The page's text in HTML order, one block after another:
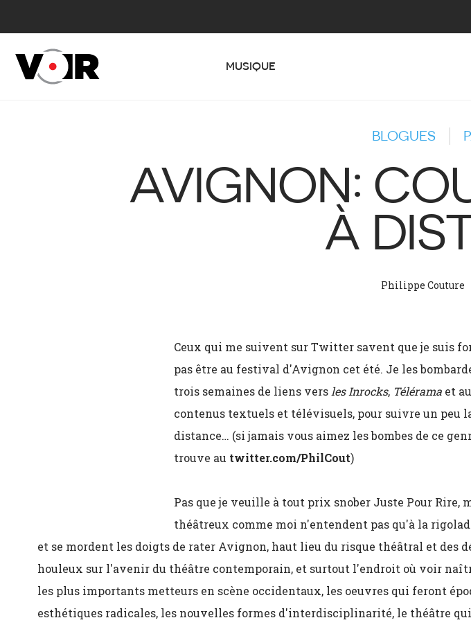
MUSIQUE
BLOGUES
AVIGNON:
À
Philippe Couture
Ceux qui me suivent sur Twitter savent que je suis
pas être au festival d'Avignon cet été. Je les
trois semaines de liens vers les Inrocks, Téléramaet
contenus textuels et télévisuels, pour suivre un peu
distance… (si jamais vous aimez les bombes de ce
trouve au twitter.com/PhilCout)
Pas que je veuille à tout prix snober Juste Pour Rire,
théâtreux comme moi n'entendent pas qu'à la
et se mordent les doigts de rater Avignon, haut lieu du risque théâtral et des
houleux sur l'avenir du théâtre contemporain, et surtout l'endroit où voir
les plus importants metteurs en scène occidentaux, les oeuvres qui feront
esthétiques radicales, les nouvelles formes d'interdisciplinarité, le théâtre